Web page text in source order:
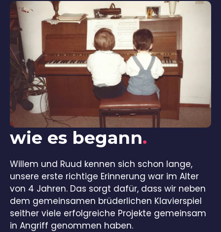
wie es begann.
Willem und Ruud kennen sich schon lange,
unsere erste richtige Erinnerung war im Alter
von 4 Jahren. Das sorgt dafür, dass wir neben
dem gemeinsamen brüderlichen Klavierspiel
seither viele erfolgreiche Projekte gemeinsam
in Angriff genommen haben.